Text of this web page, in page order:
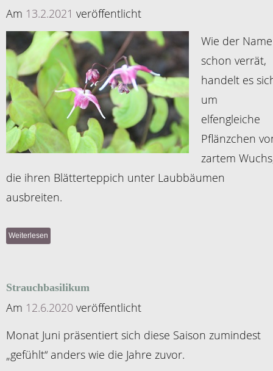
Am 13.2.2021 veröffentlicht
Wie der Name
schon verrät,
handelt es
um
elfengleiche
Pflänzchen
zartem
die ihren Blätterteppich unter Laubbäumen
ausbreiten.
Weiterlesen
Strauchbasilikum
Am 12.6.2020 veröffentlicht
Monat Juni präsentiert sich diese Saison zumindest
„gefühlt“ anders wie die Jahre zuvor.